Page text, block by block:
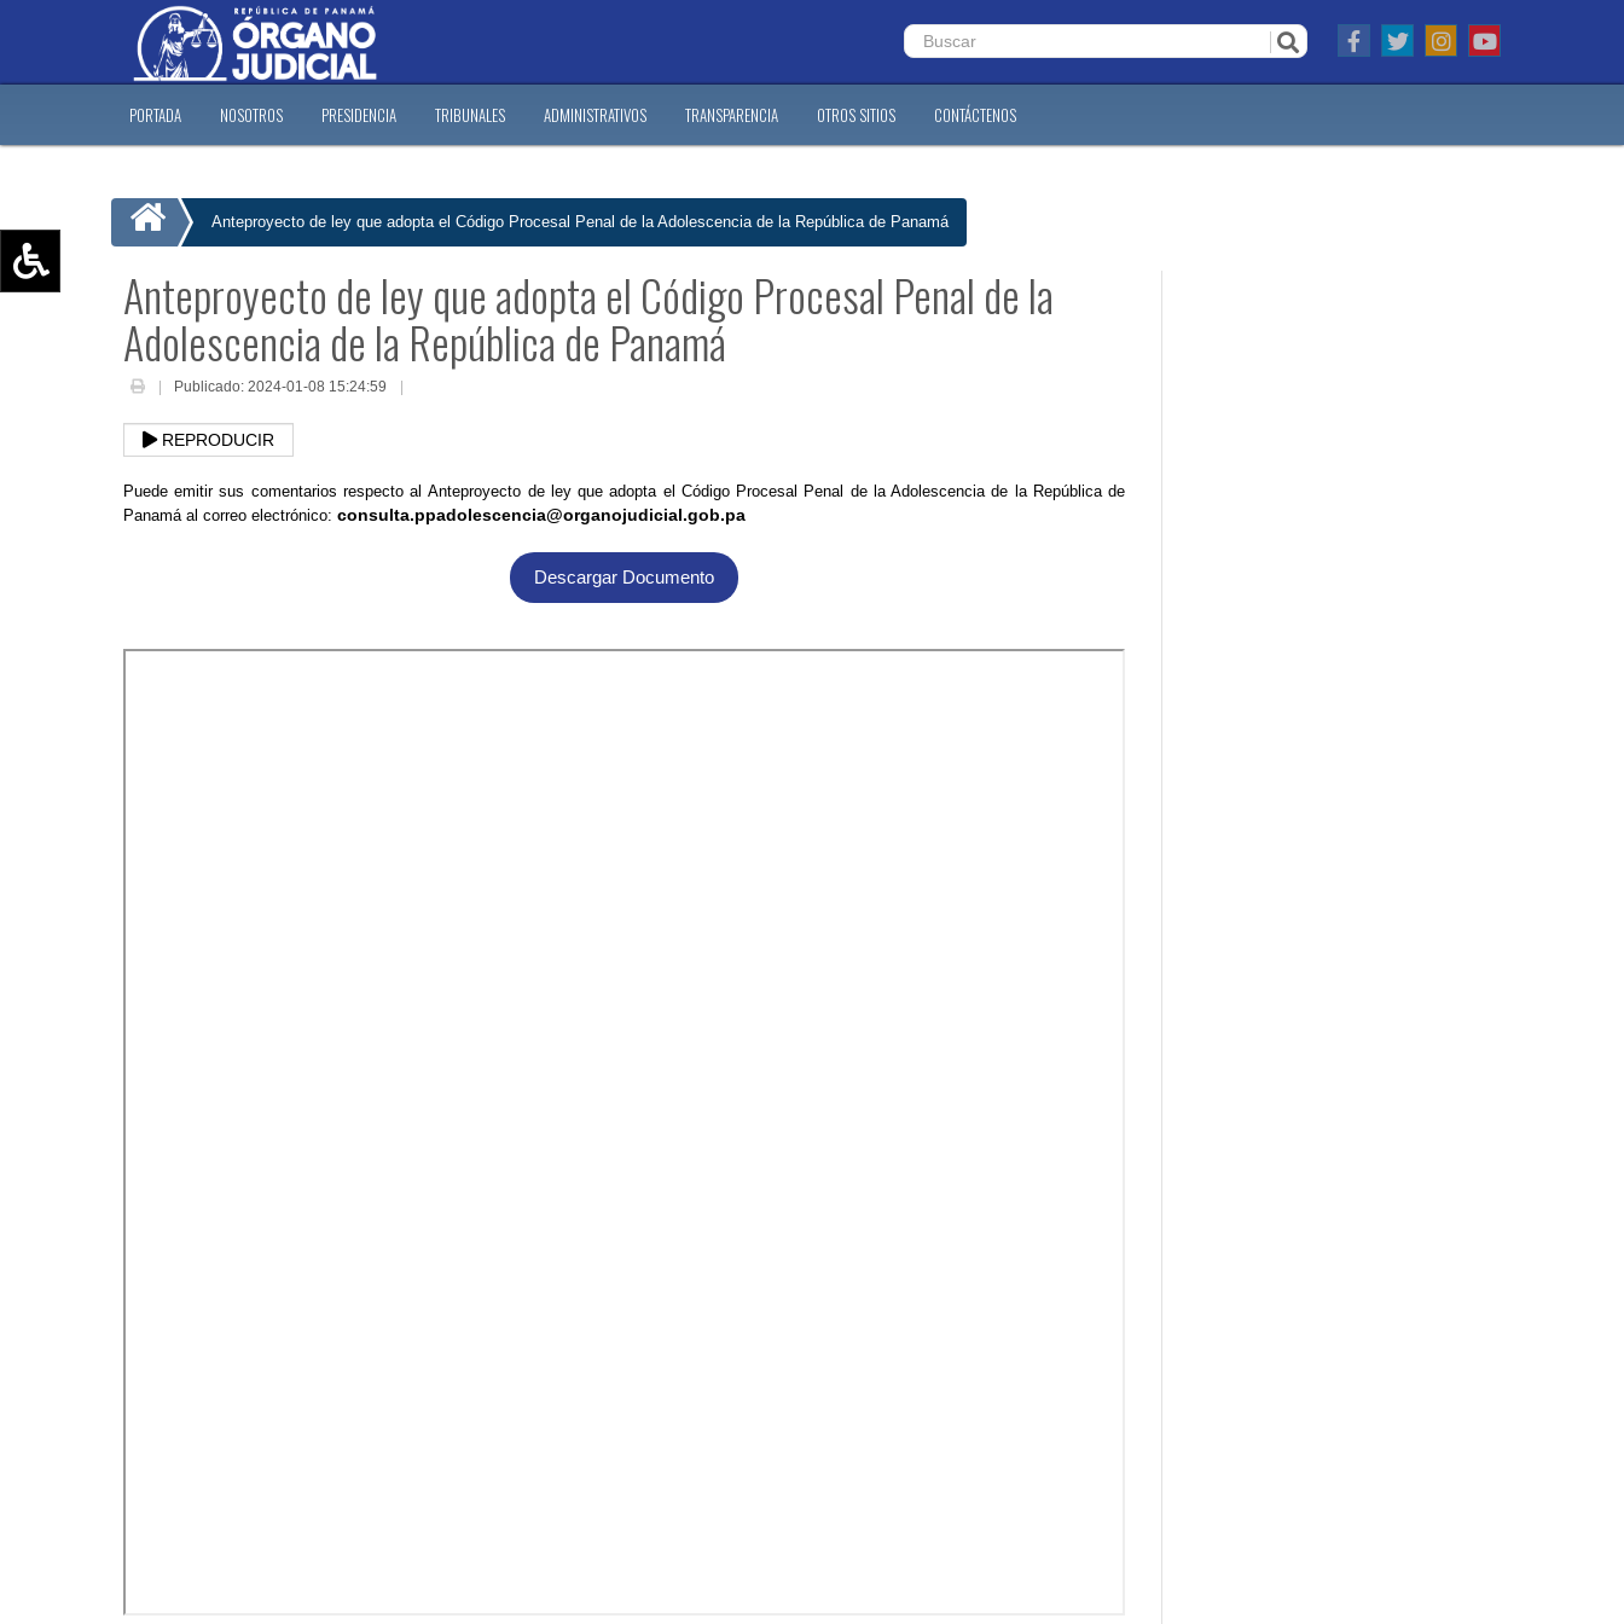
Aumentar texto (+)
Reducir texto (-)
Restablecer texto
Escala de grises
PORTADA NOSOTROS PRESIDENCIA TRIBUNALES ADMINISTRATIVOS TRANSPARENCIA OTROS SITIOS CONTÁCTENOS
Anteproyecto de ley que adopta el Código Procesal Penal de la Adolescencia de la República de Panamá
Anteproyecto de ley que adopta el Código Procesal Penal de la
Adolescencia de la República de Panamá
Publicado: 2024-01-08 15:24:59
REPRODUCIR
Puede emitir sus comentarios respecto al Anteproyecto de ley que adopta el Código Procesal Penal de la Adolescencia de la República de
Panamá al correo electrónico: consulta.ppadolescencia@organojudicial.gob.pa
Descargar Documento